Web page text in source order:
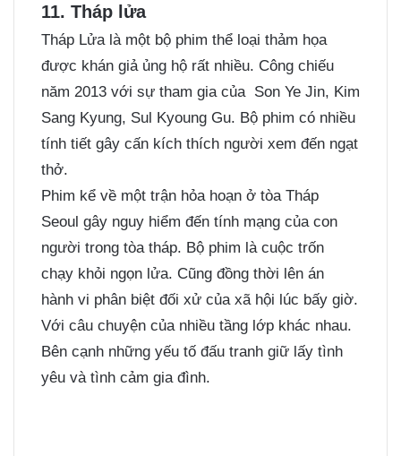
11. Tháp lửa
Tháp Lửa là một bộ phim thể loại thảm họa
được khán giả ủng hộ rất nhiều. Công chiếu
năm 2013 với sự tham gia của Son Ye Jin, Kim
Sang Kyung, Sul Kyoung Gu. Bộ phim có nhiều
tính tiết gây cấn kích thích người xem đến ngạt
thở.
Phim kể về một trận hỏa hoạn ở tòa Tháp
Seoul gây nguy hiểm đến tính mạng của con
người trong tòa tháp. Bộ phim là cuộc trốn
chạy khỏi ngọn lửa. Cũng đồng thời lên án
hành vi phân biệt đối xử của xã hội lúc bấy giờ.
Với câu chuyện của nhiều tầng lớp khác nhau.
Bên cạnh những yếu tố đấu tranh giữ lấy tình
yêu và tình cảm gia đình.